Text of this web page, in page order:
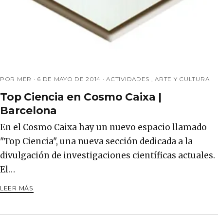
POR MER · 6 DE MAYO DE 2014 ·ACTIVIDADES ,ARTE Y CULTURA
Top Ciencia en Cosmo Caixa |
Barcelona
En el Cosmo Caixa hay un nuevo espacio llamado
"Top Ciencia", una nueva sección dedicada a la
divulgación de investigaciones científicas actuales.
El…
LEER MÁS